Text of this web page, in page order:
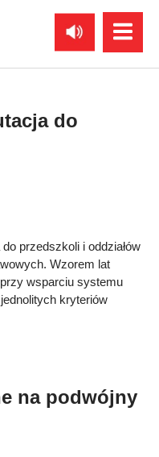
do
przedszkoli i oddziałów
Wzorem lat
przy wsparciu systemu
kryteriów
na podwójny